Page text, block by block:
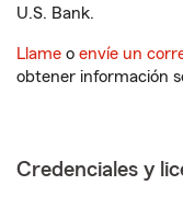
U.S. Bank.
Llame o envíe un
obtener información
Credenciales y